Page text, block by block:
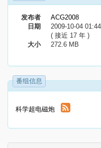
发布者
ACG2008
日期
2009-10-04
( 接近 17 年 )
大小
272.6 MB
番组信息
科学超电磁炮